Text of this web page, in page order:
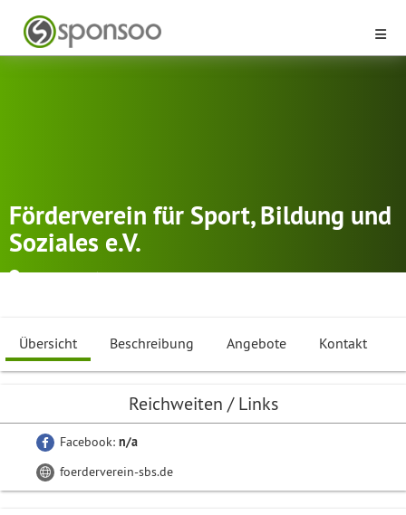
Förderverein für Sport, Bildung und
Soziales e.V.
Rüdersdorf/ Lichtenow
Übersicht Beschreibung Angebote Kontakt
Reichweiten / Links
Facebook: n/a
foerderverein-sbs.de